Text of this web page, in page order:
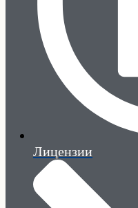
Лицензии